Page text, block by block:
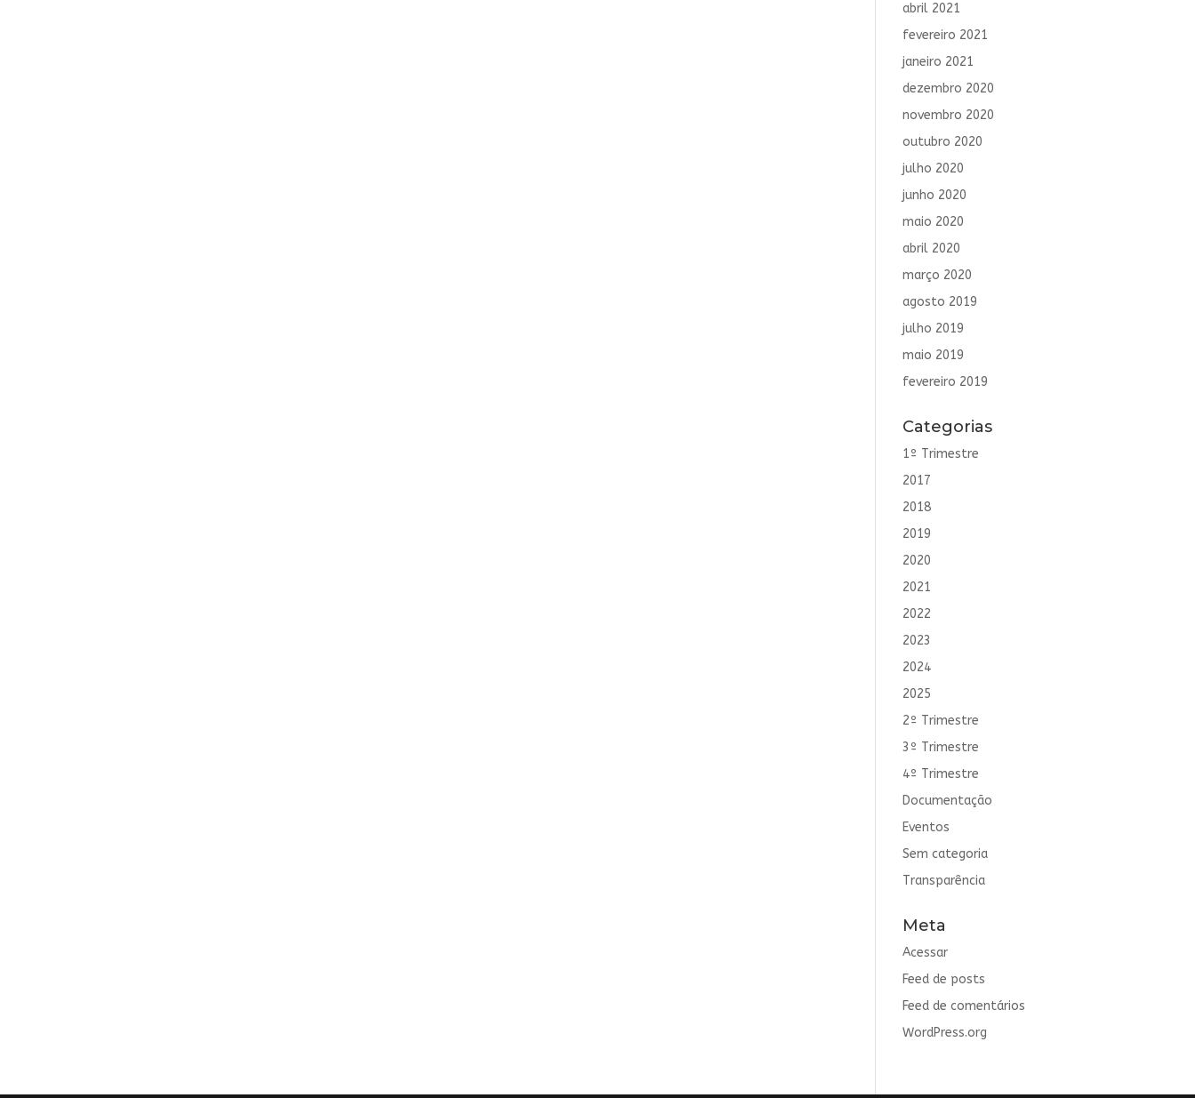
abril 2021
fevereiro 2021
janeiro 2021
dezembro 2020
novembro 2020
outubro 2020
julho 2020
junho 2020
maio 2020
abril 2020
março 2020
agosto 2019
julho 2019
maio 2019
fevereiro 2019
Categorias
1º Trimestre
2017
2018
2019
2020
2021
2022
2023
2024
2025
2º Trimestre
3º Trimestre
4º Trimestre
Documentação
Eventos
Sem categoria
Transparência
Meta
Acessar
Feed de posts
Feed de comentários
WordPress.org